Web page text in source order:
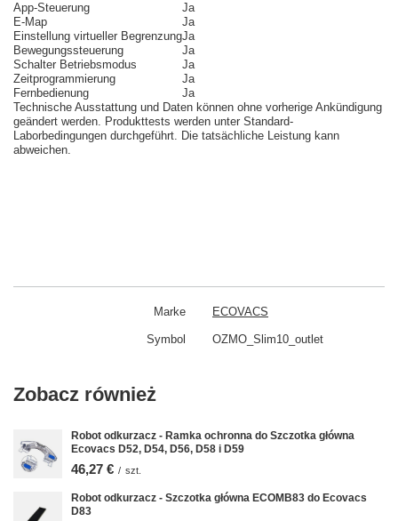
App-Steuerung
Ja
E-Map
Ja
Einstellung virtueller BegrenzungJa
Bewegungssteuerung
Ja
Schalter Betriebsmodus
Ja
Zeitprogrammierung
Ja
Fernbedienung
Ja
Technische Ausstattung und Daten können ohne vorherige Ankündigung
geändert werden. Produkttests werden unter Standard-
Laborbedingungen durchgeführt. Die tatsächliche Leistung kann
abweichen.
Marke ECOVACS
Symbol OZMO_Slim10_outlet
Zobacz również
Robot odkurzacz - Ramka ochronna do Szczotka główna
Ecovacs D52, D54, D56, D58 i D59
46,27 € / szt.
Robot odkurzacz - Szczotka główna ECOMB83 do Ecovacs
D83